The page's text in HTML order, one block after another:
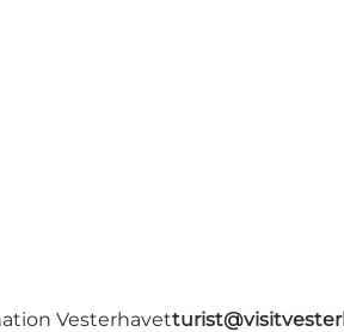
Vesterhavet